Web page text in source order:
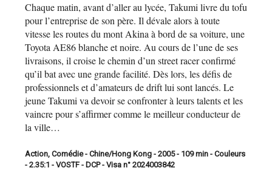
Chaque matin, avant d’aller au lycée, Takumi livre du tofu
pour l’entreprise de son père. Il dévale alors à toute
vitesse les routes du mont Akina à bord de sa voiture, une
Toyota AE86 blanche et noire. Au cours de l’une de ses
livraisons, il croise le chemin d’un street racer confirmé
qu’il bat avec une grande facilité. Dès lors, les défis de
professionnels et d’amateurs de drift lui sont lancés. Le
jeune Takumi va devoir se confronter à leurs talents et les
vaincre pour s’affirmer comme le meilleur conducteur de
la ville…
Action, Comédie - Chine/Hong Kong - 2005 - 109 min - Couleurs
- 2.35:1 - VOSTF - DCP - Visa n° 2024003842